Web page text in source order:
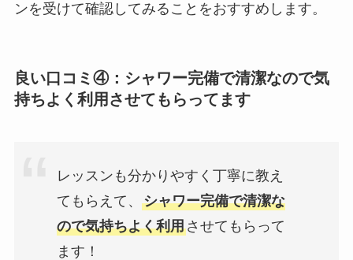
ンを受けて確認してみることをおすすめします。
良い口コミ④：シャワー完備で清潔なので気
持ちよく利用させてもらってます
レッスンも分かりやすく丁寧に教え
てもらえて、 シャワー完備で清潔な
ので気持ちよく利用させてもらって
ます！